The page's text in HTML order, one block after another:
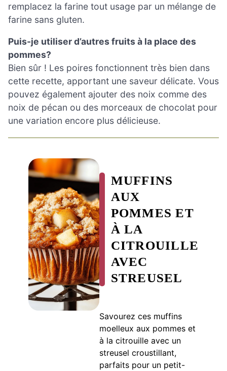
remplacez la farine tout usage par un mélange de
farine sans gluten.
Puis-je utiliser d’autres fruits à la place des
pommes?
Bien sûr ! Les poires fonctionnent très bien dans
cette recette, apportant une saveur délicate. Vous
pouvez également ajouter des noix comme des
noix de pécan ou des morceaux de chocolat pour
une variation encore plus délicieuse.
MUFFINS
AUX
POMMES ET
À LA
CITROUILLE
AVEC
STREUSEL
Savourez ces muffins
moelleux aux pommes et
à la citrouille avec un
streusel croustillant,
parfaits pour un petit-